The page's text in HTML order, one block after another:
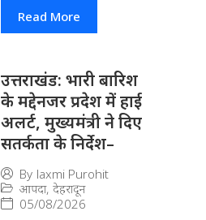
Read More
उत्तराखंड: भारी बारिश
के मद्देनजर प्रदेश में हाई
अलर्ट, मुख्यमंत्री ने दिए
सतर्कता के निर्देश–
By laxmi Purohit
आपदा, देहरादून
05/08/2026